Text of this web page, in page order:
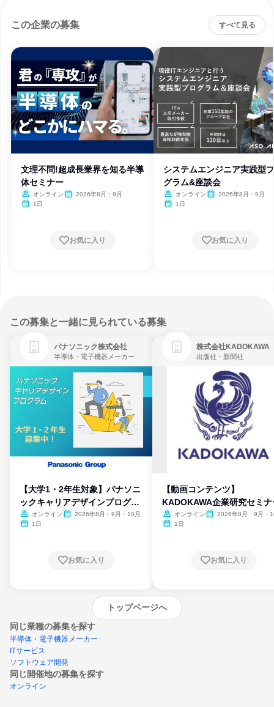
この企業の募集 すべて見る
文理不問!超成長業界を知る半導
体セミナー
オンライン
2026年8月・9月
1日
お気に入り
システムエンジニア実践型
グラム&座談会
オンライン
2026年8月・9月
1日
お気に入り
この募集と一緒に見られている募集
パナソニック株式会社
半導体・電子機器メーカー
【大学1・2年生対象】パナソニ
ックキャリアデザインプログラ
ム
オンライン
2026年8月・9月・10月
1日
お気に入り
株式会社KADOKAWA
出版社・新聞社
【動画コンテンツ】
KADOKAWA企業研究セミナ
オンライン
2026年8月・9月・
1日
お気に入り
トップページへ
同じ業種の募集を探す
半導体・電子機器メーカー
ITサービス
ソフトウェア開発
同じ開催地の募集を探す
オンライン